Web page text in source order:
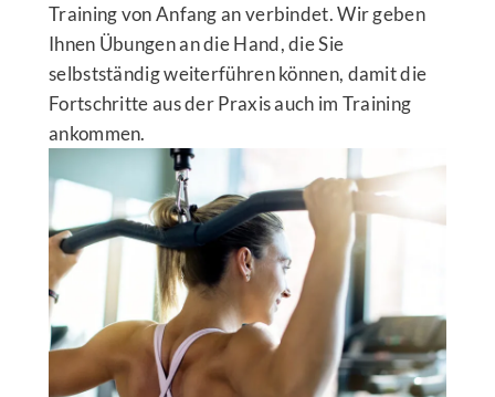
Training von Anfang an verbindet. Wir geben
Ihnen Übungen an die Hand, die Sie
selbstständig weiterführen können, damit die
Fortschritte aus der Praxis auch im Training
ankommen.